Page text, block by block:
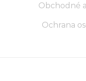
Obchodné
Ochrana